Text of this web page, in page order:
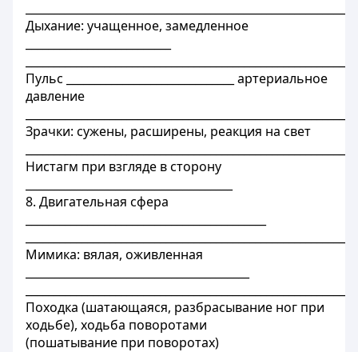
Дыхание: учащенное, замедленное
Пульс ______________________________ артериальное
давление
Зрачки: сужены, расширены, реакция на свет
Нистагм при взгляде в сторону
8. Двигательная сфера
Мимика: вялая, оживленная
Походка (шатающаяся, разбрасывание ног при
ходьбе), ходьба поворотами
(пошатывание при поворотах)